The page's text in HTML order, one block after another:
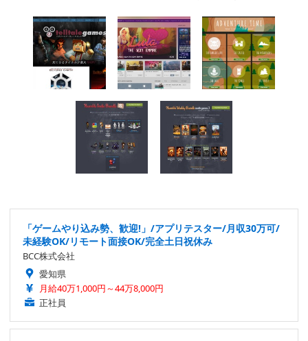
「ゲームやり込み勢、歓迎!」/アプリテスター/月収30万可/
未経験OK/リモート面接OK/完全土日祝休み
BCC株式会社
愛知県
月給40万1,000円～44万8,000円
正社員